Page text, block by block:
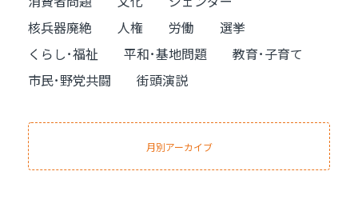
核兵器廃絶
人権 労働
選挙
くらし･福祉
平和･基地問題
教育･子育て
市民･野党共闘
街頭演説
月別アーカイブ